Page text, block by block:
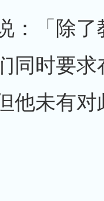
「除了
同时要
他未有